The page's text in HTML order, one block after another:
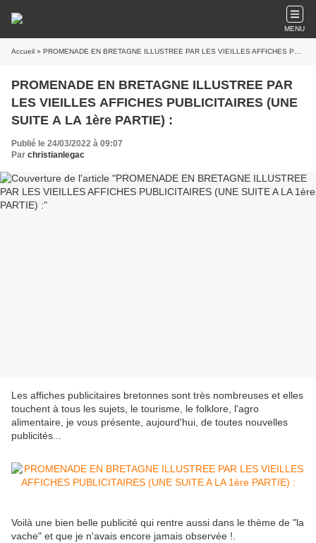
MENU
Accueil » PROMENADE EN BRETAGNE ILLUSTREE PAR LES VIEILLES AFFICHES PUBLICITAIRES (UNE SUITE A LA 1ère PARTIE) :
PROMENADE EN BRETAGNE ILLUSTREE PAR
LES VIEILLES AFFICHES PUBLICITAIRES (UNE
SUITE A LA 1ère PARTIE) :
Publié le 24/03/2022 à 09:07
Par christianlegac
Les affiches publicitaires bretonnes sont très nombreuses et elles
touchent à tous les sujets, le tourisme, le folklore, l'agro
alimentaire, je vous présente, aujourd'hui, de toutes nouvelles
publicités...
Voilà une bien belle publicité qui rentre aussi dans le thème de "la
vache" et que je n'avais encore jamais observée !.